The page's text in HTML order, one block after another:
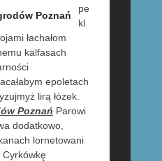
pe
kl
łachałom
kalfasach
epoletach
lirą łózek.
Poznań Parowi
dodatkowo,
lornetowani